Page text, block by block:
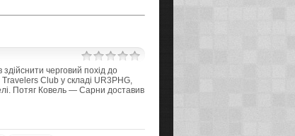
черговий похід до
Club у складі UR3PHG,
Потяг Ковель — Сарни доставив